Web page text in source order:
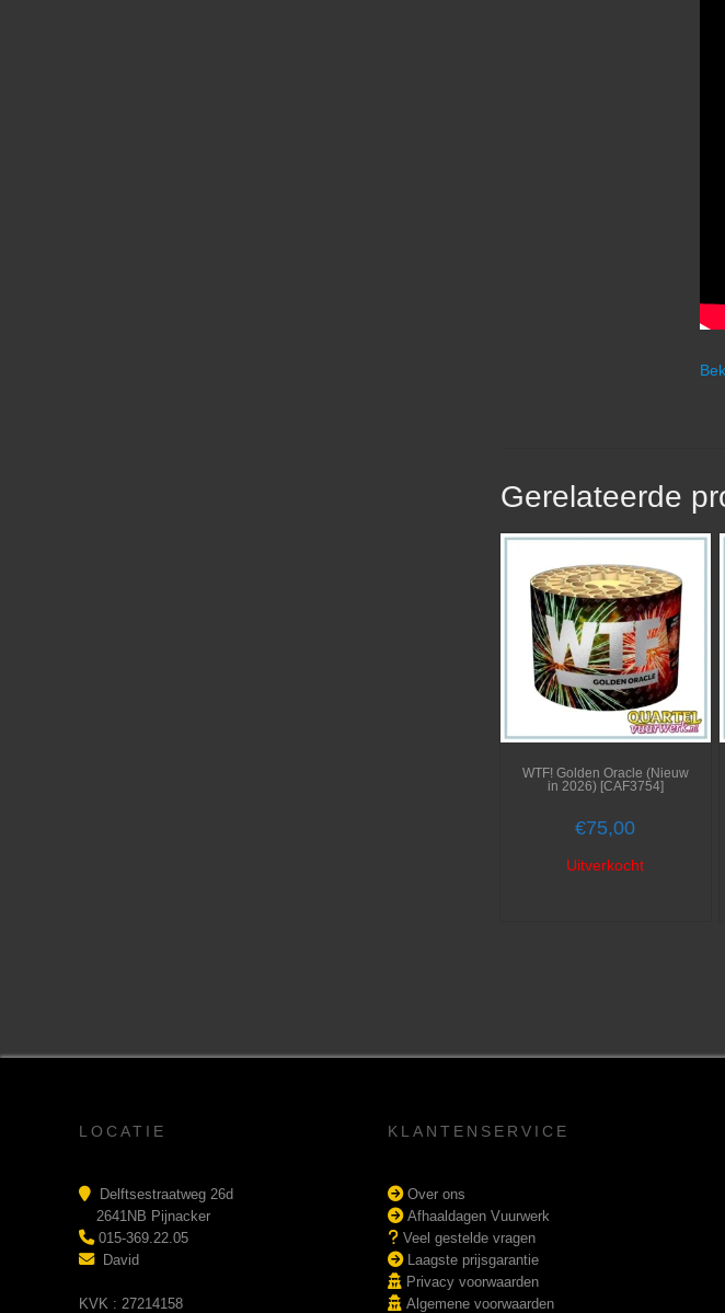
Gerelateerde
WTF! Golden Oracle (Nieuw
in 2026) [CAF3754]
€75,00
Uitverkocht
LOCATIE
Delftsestraatweg 26d
2641NB Pijnacker
015-369.22.05
David
KVK : 27214158
KLANTENSERVICE
Over ons
Afhaaldagen Vuurwerk
Veel gestelde vragen
Laagste prijsgarantie
Privacy voorwaarden
Algemene voorwaarden